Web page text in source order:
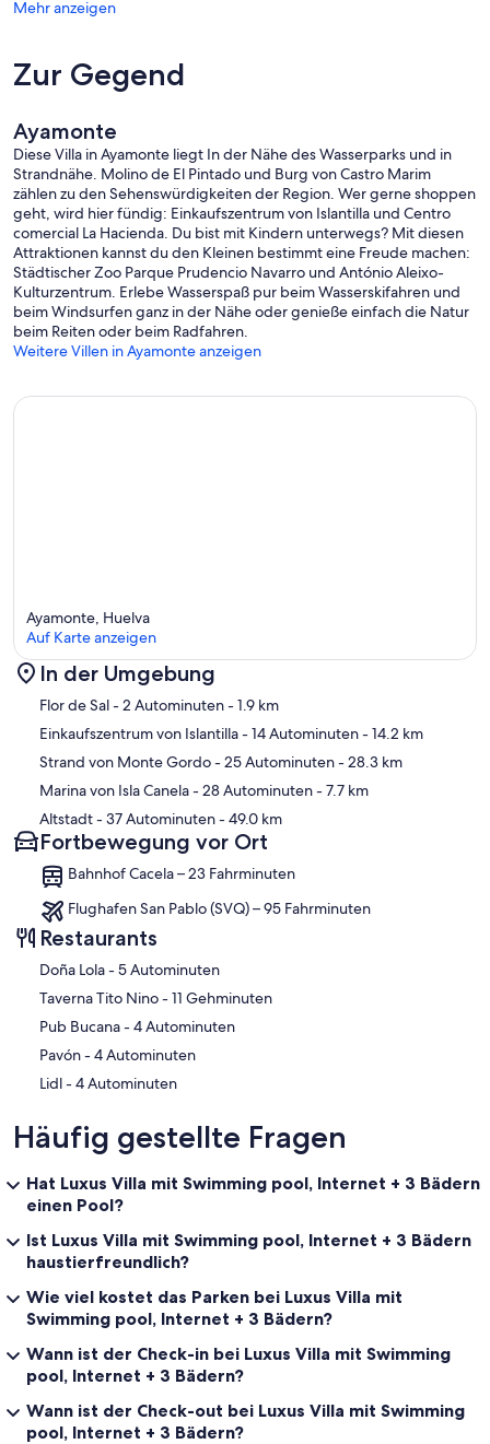
Mehr anzeigen
Zur Gegend
Ayamonte
Diese Villa in Ayamonte liegt In der Nähe des Wasserparks und in
Strandnähe. Molino de El Pintado und Burg von Castro Marim
zählen zu den Sehenswürdigkeiten der Region. Wer gerne shoppen
geht, wird hier fündig: Einkaufszentrum von Islantilla und Centro
comercial La Hacienda. Du bist mit Kindern unterwegs? Mit diesen
Attraktionen kannst du den Kleinen bestimmt eine Freude machen:
Städtischer Zoo Parque Prudencio Navarro und António Aleixo-
Kulturzentrum. Erlebe Wasserspaß pur beim Wasserskifahren und
beim Windsurfen ganz in der Nähe oder genieße einfach die Natur
beim Reiten oder beim Radfahren.
Weitere Villen in Ayamonte anzeigen
Karte
Ayamonte, Huelva
Auf Karte anzeigen
In der Umgebung
Flor de Sal- 2 Autominuten- 1.9 km
Einkaufszentrum von Islantilla- 14 Autominuten- 14.2 km
Strand von Monte Gordo- 25 Autominuten- 28.3 km
Marina von Isla Canela- 28 Autominuten- 7.7 km
Altstadt- 37 Autominuten- 49.0 km
Fortbewegung vor Ort
Bahnhof Cacela – 23 Fahrminuten
Flughafen San Pablo (SVQ) – 95 Fahrminuten
Restaurants
‪Doña Lola - ‬5 Autominuten
‪Taverna Tito Nino - ‬11 Gehminuten
‪Pub Bucana - ‬4 Autominuten
‪Pavón - ‬4 Autominuten
‪Lidl - ‬4 Autominuten
Häufig gestellte Fragen
Hat Luxus Villa mit Swimming pool, Internet + 3 Bädern
einen Pool?
Ist Luxus Villa mit Swimming pool, Internet + 3 Bädern
haustierfreundlich?
Wie viel kostet das Parken bei Luxus Villa mit
Swimming pool, Internet + 3 Bädern?
Wann ist der Check-in bei Luxus Villa mit Swimming
pool, Internet + 3 Bädern?
Wann ist der Check-out bei Luxus Villa mit Swimming
pool, Internet + 3 Bädern?